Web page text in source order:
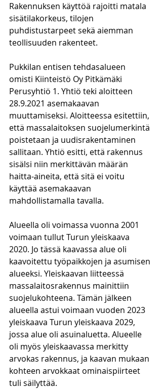
Rakennuksen käyttöä rajoitti matala
sisätilakorkeus, tilojen
puhdistustarpeet sekä aiemman
teollisuuden rakenteet.
Pukkilan entisen tehdasalueen
omisti Kiinteistö Oy Pitkämäki
Perusyhtiö 1. Yhtiö teki aloitteen
28.9.2021 asemakaavan
muuttamiseksi. Aloitteessa esitettiin,
että massalaitoksen suojelumerkintä
poistetaan ja uudisrakentaminen
sallitaan. Yhtiö esitti, että rakennus
sisälsi niin merkittävän määrän
haitta-aineita, että sitä ei voitu
käyttää asemakaavan
mahdollistamalla tavalla.
Alueella oli voimassa vuonna 2001
voimaan tullut Turun yleiskaava
2020. Jo tässä kaavassa alue oli
kaavoitettu työpaikkojen ja asumisen
alueeksi. Yleiskaavan liitteessä
massalaitosrakennus mainittiin
suojelukohteena. Tämän jälkeen
alueella astui voimaan vuoden 2023
yleiskaava Turun yleiskaava 2029,
jossa alue oli asuinaluetta. Alueelle
oli myös yleiskaavassa merkitty
arvokas rakennus, ja kaavan mukaan
kohteen arvokkaat ominaispiirteet
tuli säilyttää.